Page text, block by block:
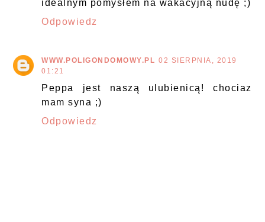
idealnym pomysłem na wakacyjną nudę ;)
Odpowiedz
WWW.POLIGONDOMOWY.PL 02 SIERPNIA, 2019
01:21
Peppa jest naszą ulubienicą! chociaz
mam syna ;)
Odpowiedz